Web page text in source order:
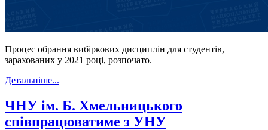
Процес обрання вибіркових дисциплін для студентів,
зарахованих у 2021 році, розпочато.
Детальніше...
ЧНУ ім. Б. Хмельницького
співпрацюватиме з УНУ